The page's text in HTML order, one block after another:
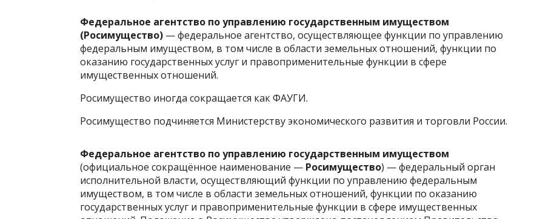
Федеральное агентство по управлению государственным имуществом
(Росимущество) —федеральное агентство, осуществляющее функции по управлению
федеральным имуществом, в том числе в области земельныхотношений, функции по
оказанию государственных услуг и правоприменительные функции в сфере
имущественных отношений.
Росимущество иногда сокращается как ФАУГИ.
Росимущество подчиняется Министерству экономического развития и торговли России.
Федеральное агентство по управлению государственным имуществом
(официальное сокращённое наименование — Росимущество) — федеральный орган
исполнительной власти, осуществляющий функции по управлению федеральным
имуществом, в том числе в области земельныхотношений, функции по оказанию
государственных услуг и правоприменительные функции в сфере имущественных